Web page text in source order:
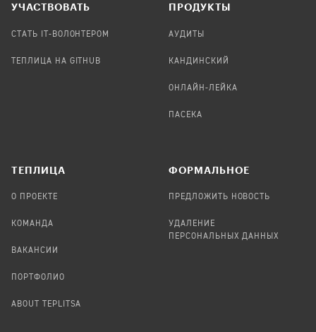
УЧАСТВОВАТЬ
СТАТЬ IT-ВОЛОНТЕРОМ
ТЕПЛИЦА НА GITHUB
ПРОДУКТЫ
АУДИТЫ
КАНДИНСКИЙ
ОНЛАЙН-ЛЕЙКА
ПАСЕКА
TЕПЛИЦА
О ПРОЕКТЕ
КОМАНДА
ВАКАНСИИ
ПОРТФОЛИО
ABOUT TEPLITSA
ФОРМАЛЬНОЕ
ПРЕДЛОЖИТЬ НОВОСТЬ
УДАЛЕНИЕ
ПЕРСОНАЛЬНЫХ ДАННЫХ